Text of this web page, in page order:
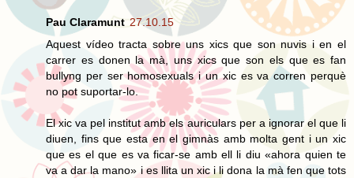
Pau Claramunt 27.10.15
Aquest vídeo tracta sobre uns xics que son nuvis i en el
carrer es donen la mà, uns xics que son els que es fan
bullyng per ser homosexuals i un xic es va corren perquè
no pot suportar-lo.
El xic va pel institut amb els auriculars per a ignorar el que li
diuen, fins que esta en el gimnàs amb molta gent i un xic
que es el que es va ficar-se amb ell li diu «ahora quien te
va a dar la mano» i es llita un xic i li dona la mà fen que tots